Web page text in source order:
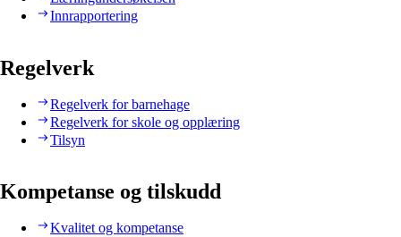
Innrapportering
Regelverk
Regelverk for barnehage
Regelverk for skole og opplæring
Tilsyn
Kompetanse og tilskudd
Kvalitet og kompetanse